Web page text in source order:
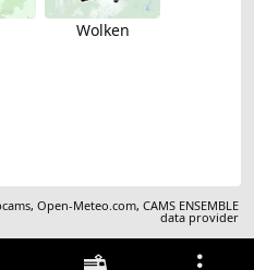
Wolken
,Open-Meteo.com,CAMS ENSEMBLE
data provider